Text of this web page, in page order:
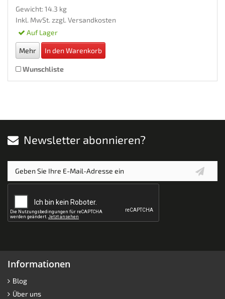
Gewicht: 14.3 kg
Inkl. MwSt. zzgl. Versandkosten
Auf Lager
Mehr In den Warenkorb
Wunschliste
Newsletter abonnieren?
Informationen
Blog
Über uns